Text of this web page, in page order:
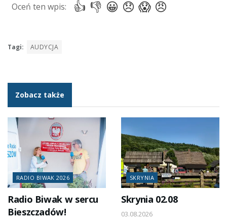
Tagi: AUDYCJA
Zobacz także
RADIO BIWAK 2026
Radio Biwak w sercu
Bieszczadów!
SKRYNIA
Skrynia 02.08
03.08.2026